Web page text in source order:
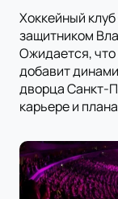
Хоккейный
защитником
Ожидается, что
добавит
дворца Санкт-
карьере и